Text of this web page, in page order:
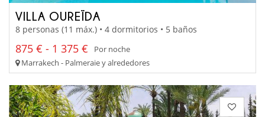
VILLA OUREÏDA
8 personas (11 máx.) • 4 dormitorios • 5 baños
875 € - 1 375 €
Por noche
Marrakech - Palmeraie y alrededores